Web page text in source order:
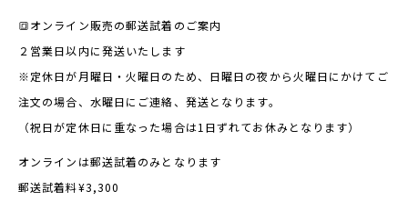
🔳オンライン販売の郵送試着のご案内
２営業日以内に発送いたします
※定休日が月曜日・火曜日のため、日曜日の夜から火曜日にかけてご
注文の場合、水曜日にご連絡、発送となります。
（祝日が定休日に重なった場合は1日ずれてお休みとなります）
オンラインは郵送試着のみとなります
郵送試着料¥3,300